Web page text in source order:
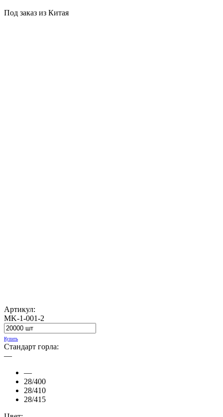
Под заказ из Китая
Артикул:
MK-1-001-2
Купить
Стандарт горла:
—
—
28/400
28/410
28/415